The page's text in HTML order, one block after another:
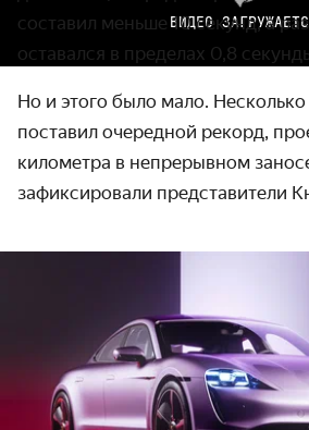
ВИДЕО
составил меньше 10 секунд, а
оставался в пределах 0,8
Но и этого было мало.
поставил очередной рекорд,
километра в непрерывном
зафиксировали предста­вители